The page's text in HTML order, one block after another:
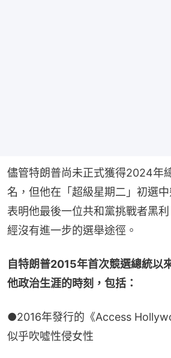
儘管特朗普尚未正式獲得2024年
名，但他在「超級星期二」初選
表明他最後一位共和黨挑戰者黑
經沒有進一步的選舉途徑。
自特朗普2015年首次競選總統以
他政治生涯的時刻，包括：
●2016年發行的《Access
似乎吹噓性侵女性